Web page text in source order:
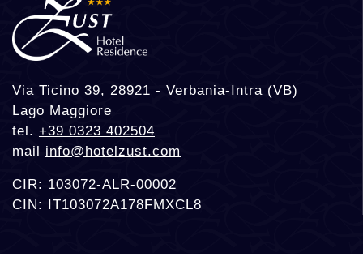
Via Ticino 39, 28921 - Verbania-Intra (VB)
Lago Maggiore
tel. +39 0323 402504
mail info@hotelzust.com
CIR: 103072-ALR-00002
CIN: IT103072A178FMXCL8